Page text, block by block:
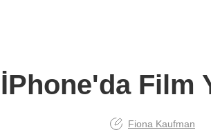
İPhone'da Film
Fiona Kaufman